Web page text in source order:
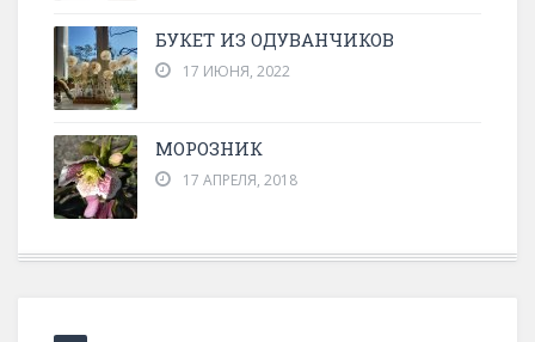
БУКЕТ ИЗ ОДУВАНЧИКОВ
17 ИЮНЯ, 2022
МОРОЗНИК
17 АПРЕЛЯ, 2018